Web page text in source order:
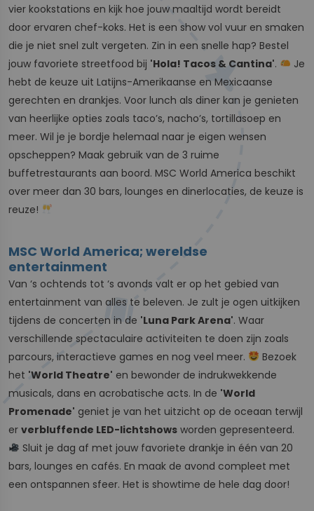
vier kookstations en kijk hoe jouw maaltijd wordt bereidt
door ervaren chef-koks. Het is een show vol vuur en smaken
die je niet snel zult vergeten. Zin in een snelle hap? Bestel
jouw favoriete streetfood bij 'Hola! Tacos & Cantina'.
Je
hebt de keuze uit Latijns-Amerikaanse en Mexicaanse
gerechten en drankjes. Voor lunch als diner kan je genieten
van heerlijke opties zoals taco’s, nacho’s, tortillasoep en
meer. Wil je je bordje helemaal naar je eigen wensen
opscheppen? Maak gebruik van de 3 ruime
buffetrestaurants aan boord. MSC World America beschikt
over meer dan 30 bars, lounges en dinerlocaties, de keuze is
reuze!
MSC World America; wereldse
entertainment
Van ‘s ochtends tot ‘s avonds valt er op het gebied van
entertainment van alles te beleven. Je zult je ogen uitkijken
tijdens de concerten in de 'Luna Park Arena'. Waar
verschillende spectaculaire activiteiten te doen zijn zoals
parcours, interactieve games en nog veel meer.
Bezoek
het 'World Theatre' en bewonder de indrukwekkende
musicals, dans en acrobatische acts. In de 'World
Promenade' geniet je van het uitzicht op de oceaan terwijl
er verbluffende LED-lichtshows worden gepresenteerd.
Sluit je dag af met jouw favoriete drankje in één van 20
bars, lounges en cafés. En maak de avond compleet met
een ontspannen sfeer. Het is showtime de hele dag door!